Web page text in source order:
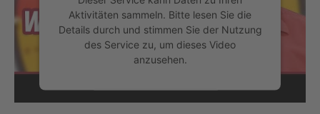
Aktivitäten sammeln. Bitte lesen Sie die
Details durch und stimmen Sie der Nutzung
des Service zu, um dieses Video
anzusehen.
Mehr Informationen